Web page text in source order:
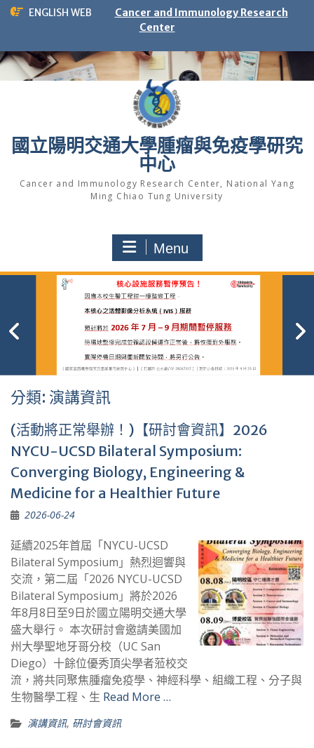
Skip
ENGLISH WEB
Cancer and Immunology Research
Center
國立陽明交通大學腫瘤與免疫學研究
中心
Cancer and Immunology Research Center, National Yang
Ming Chiao Tung University
Menu
分類: 演講資訊
(活動將正常舉辦！)【研討會資訊】2026
NYCU-UCSD Bilateral Symposium:
Converging Biology, Engineering &
Medicine for a Healthier Future
2026-06-24
延續2025年首屆「NYCU-UCSD
Bilateral Symposium」熱烈迴響與
交流，第二屆「2026 NYCU-UCSD
Bilateral Symposium」將於2026
年8月8日至9日於國立陽明交通大學
盛大舉行。 本次研討會邀請美國加
州大學聖地牙哥分校（UC San
Diego）十餘位優秀頂尖學者蒞校交
流，將共同聚焦腫瘤免疫學、神經科學、組織工程、分子與
生物醫學工程、生 Read More …
演講資訊, 研討會資訊